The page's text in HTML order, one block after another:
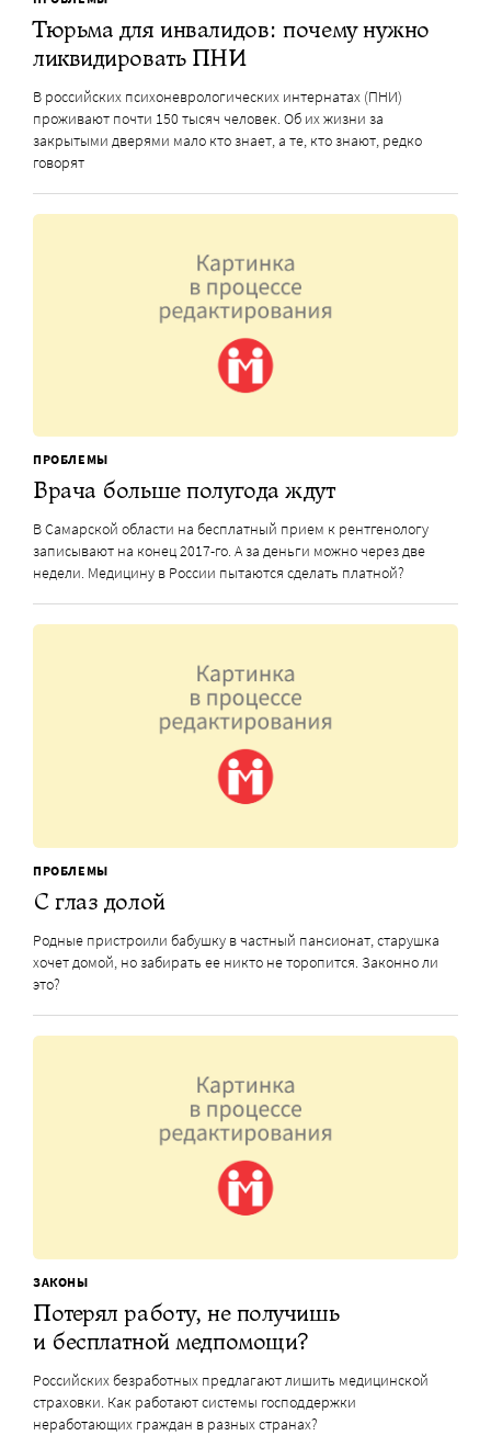
Тюрьма для инвалидов: почему нужно
ликвидировать ПНИ
В российских психоневрологических интернатах (ПНИ)
проживают почти 150 тысяч человек. Об их жизни за
закрытыми дверями мало кто знает, а те, кто знают, редко
говорят
ПРОБЛЕМЫ
Врача больше полугода ждут
В Самарской области на бесплатный прием к рентгенологу
записывают на конец 2017-го. А за деньги можно через две
недели. Медицину в России пытаются сделать платной?
ПРОБЛЕМЫ
С глаз долой
Родные пристроили бабушку в частный пансионат, старушка
хочет домой, но забирать ее никто не торопится. Законно ли
это?
ЗАКОНЫ
Потерял работу, не получишь
и бесплатной медпомощи?
Российских безработных предлагают лишить медицинской
страховки. Как работают системы господдержки
неработающих граждан в разных странах?